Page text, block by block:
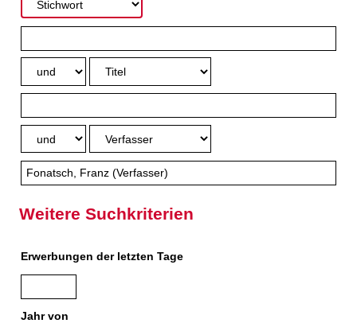
Weitere Suchkriterien
Erwerbungen der letzten Tage
Jahr von